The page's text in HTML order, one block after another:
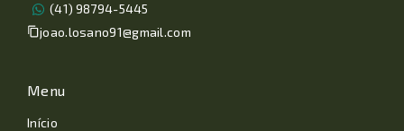
(41) 98794-5445
joao.losano91@gmail.com
Menu
Início